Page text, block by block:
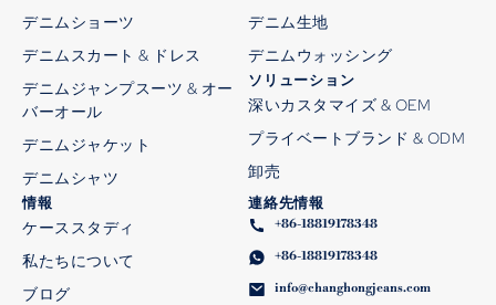
デニムショーツ
デニムスカート & ドレス
デニムジャンプスーツ & オー
バーオール
デニムジャケット
デニムシャツ
デニム生地
デニムウォッシング
ソリューション
深いカスタマイズ & OEM
プライベートブランド & ODM
卸売
情報
ケーススタディ
私たちについて
ブログ
連絡先情報
+86-18819178348
+86-18819178348
info@changhongjeans.com